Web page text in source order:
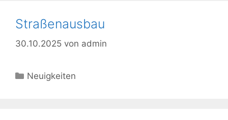
Straßenausbau
30.10.2025 von admin
Kategorien
Neuigkeiten